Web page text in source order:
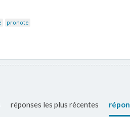
pronote
réponses les plus récentes